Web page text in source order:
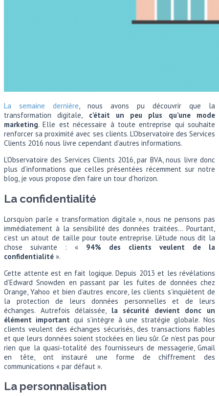
La semaine dernière, nous avons pu découvrir que la
transformation digitale, c’était un peu plus qu’une mode
marketing. Elle est nécessaire à toute entreprise qui souhaite
renforcer sa proximité avec ses clients. L’Observatoire des Services
Clients 2016 nous livre cependant d’autres informations.
L’Observatoire des Services Clients 2016, par BVA, nous livre donc
plus d’informations que celles présentées récemment sur notre
blog, je vous propose d’en faire un tour d’horizon.
La confidentialité
Lorsqu’on parle « transformation digitale », nous ne pensons pas
immédiatement à la sensibilité des données traitées… Pourtant,
c’est un atout de taille pour toute entreprise. L’étude nous dit la
chose suivante : « 94% des clients veulent de la
confidentialité ».
Cette attente est en fait logique. Depuis 2013 et les révélations
d’Edward Snowden en passant par les fuites de données chez
Orange, Yahoo et bien d’autres encore, les clients s’inquiètent de
la protection de leurs données personnelles et de leurs
échanges. Autrefois délaissée, la sécurité devient donc un
élément important qui s’intègre à une stratégie globale. Nos
clients veulent des échanges sécurisés, des transactions fiables
et que leurs données soient stockées en lieu sûr. Ce n’est pas pour
rien que la quasi-totalité des fournisseurs de messagerie, Gmail
en tête, ont instauré une forme de chiffrement des
communications « par défaut ».
La personnalisation